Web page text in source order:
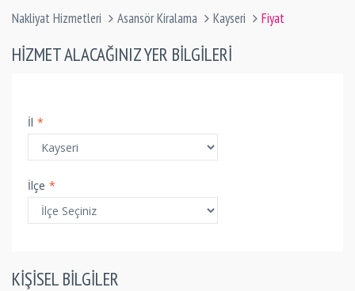
Nakliyat Hizmetleri Asansör Kiralama Kayseri Fiyat
HIZMET ALACAĞINIZ YER BILGILERI
İl *
İlçe *
KIŞISEL BILGILER